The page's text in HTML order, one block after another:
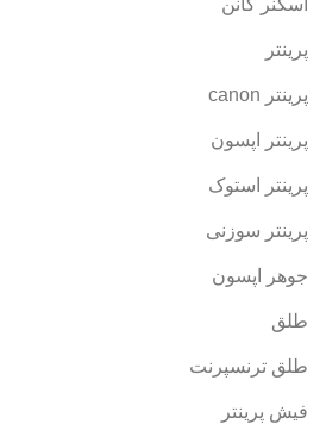
اسکنر کانن
پرینتر
پرینتر canon
پرینتر اپسون
پرینتر استوک
پرینتر سوزنی
جوهر اپسون
طلق
طلق ترنسپرنت
فیش پرینتر